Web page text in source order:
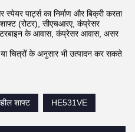
पार्ट्स का निर्माण और बिक्री करता
शाफ्ट (रोटर), सीएचआरए, कंप्रेसर
के आवास, कंप्रेसर आवास, असर
चित्रों के अनुसार भी उत्पादन कर सकते
शाफ्ट HE531VE